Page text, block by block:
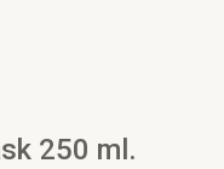
250 ml.